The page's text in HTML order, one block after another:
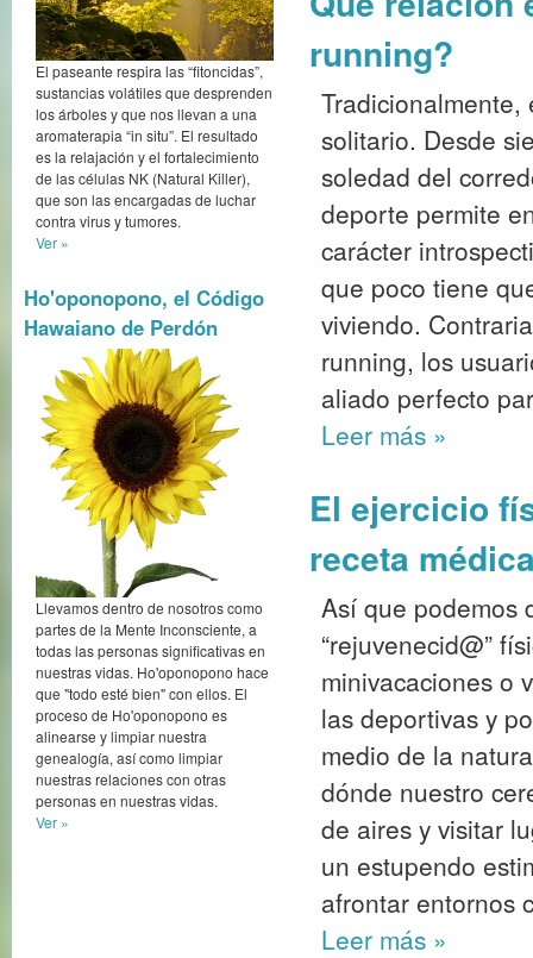
El paseante respira las “fitoncidas”,
sustancias volátiles que desprenden
los árboles y que nos llevan a una
aromaterapia “in situ”. El resultado
es la relajación y el fortalecimiento
de las células NK (Natural Killer),
que son las encargadas de luchar
contra virus y tumores.
Ver »
Ho'oponopono, el Código
Hawaiano de Perdón
Llevamos dentro de nosotros como
partes de la Mente Inconsciente, a
todas las personas significativas en
nuestras vidas. Ho'oponopono hace
que "todo esté bien" con ellos. El
proceso de Ho'oponopono es
alinearse y limpiar nuestra
genealogía, así como limpiar
nuestras relaciones con otras
personas en nuestras vidas.
Ver »
running?
solitario. Desde
soledad del
deporte permite
carácter
que poco tiene
viviendo.
running, los
aliado perfecto
Leer más »
El ejercicio
receta
Así que podemos
“rejuvenecid@”
minivacaciones o
las deportivas y
medio de la
dónde nuestro
de aires y visitar
un estupendo
afrontar entornos
Leer más »